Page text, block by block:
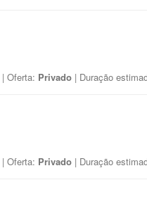
| Oferta: Privado | Duração
| Oferta: Privado | Duração